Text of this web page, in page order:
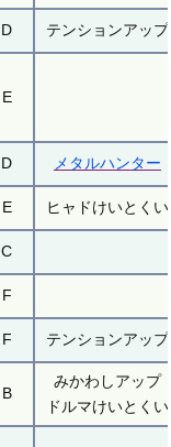
D テンションアップ
E
D メタルハンター
E ヒャドけいとくい
C
F
F テンションアップ
B
みかわしアップ
ドルマけいとくい